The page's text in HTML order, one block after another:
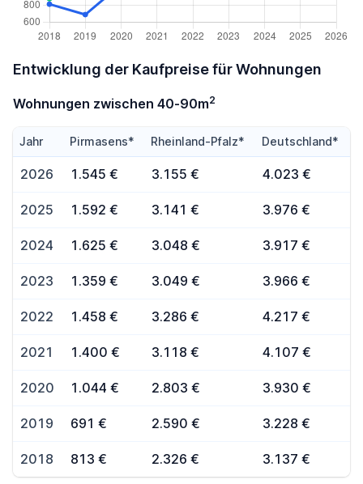
Entwicklung der Kaufpreise für Wohnungen
Wohnungen zwischen 40-90m2
Jahr Pirmasens* Rheinland-Pfalz* Deutschland*
2026 1.545 € 3.155 € 4.023 €
2025 1.592 € 3.141 € 3.976 €
2024 1.625 € 3.048 € 3.917 €
2023 1.359 € 3.049 € 3.966 €
2022 1.458 € 3.286 € 4.217 €
2021 1.400 € 3.118 € 4.107 €
2020 1.044 € 2.803 € 3.930 €
2019 691 € 2.590 € 3.228 €
2018 813 € 2.326 € 3.137 €